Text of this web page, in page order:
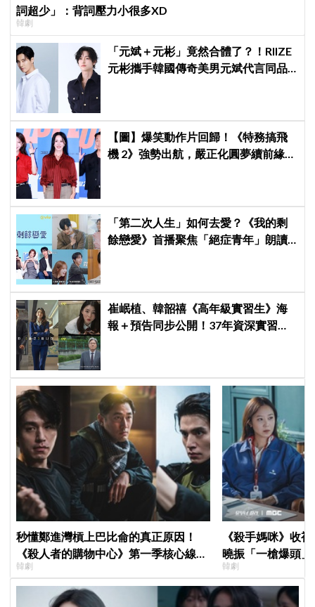
詞超少」：背詞壓力小很多XD
韓劇
「元斌＋元彬」竟然合體了？！RIIZE
元彬攜手韓國傳奇美男元斌代言同品
【圖】爆笑動作片回歸！《特務搞飛
機 2》強勢出航，嚴正化圓夢續前緣、
「第二次人生」如何去愛？《我的剩
餘戀愛》首播聚焦「絕症青年」朗讀
崔岷植、韓韶禧《高年級實習生》海
報＋預告同步公開！37年資深實習生
秒懂鄭進灣槓上巴比侖的真正原因！
《殺人者的購物中心》第一季核心線索
快速複習
韓劇
《殺手媽咪》收
曉振「一槍爆頭
韓劇